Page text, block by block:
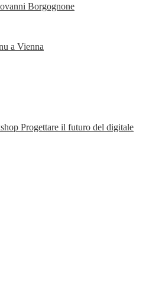
Borgognone
a Vienna
Progettare il futuro del digitale